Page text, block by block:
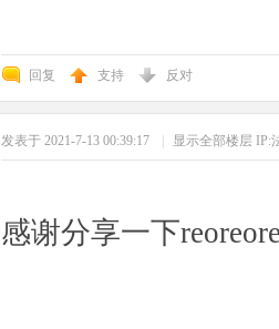
回复 支持 反对
发表于 2021-7-13 00:39:17 显示全部楼层 IP:
感谢分享一下